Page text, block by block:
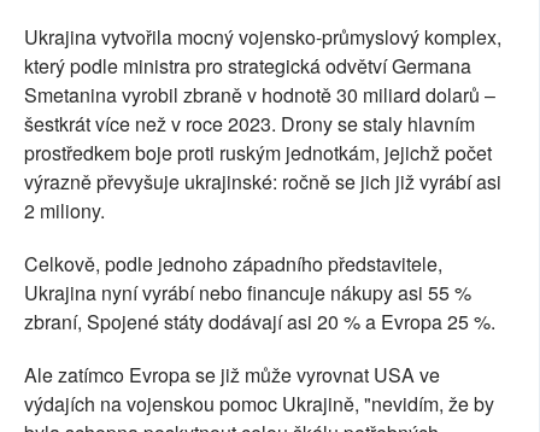
Ukrajina vytvořila mocný vojensko-průmyslový komplex,
který podle ministra pro strategická odvětví Germana
Smetanina vyrobil zbraně v hodnotě 30 miliard dolarů –
šestkrát více než v roce 2023. Drony se staly hlavním
prostředkem boje proti ruským jednotkám, jejichž počet
výrazně převyšuje ukrajinské: ročně se jich již vyrábí asi
2 miliony.
Celkově, podle jednoho západního představitele,
Ukrajina nyní vyrábí nebo financuje nákupy asi 55 %
zbraní, Spojené státy dodávají asi 20 % a Evropa 25 %.
Ale zatímco Evropa se již může vyrovnat USA ve
výdajích na vojenskou pomoc Ukrajině, "nevidím, že by